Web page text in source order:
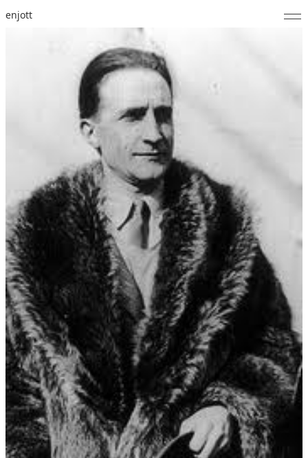
enjott
Werkverzeichnis
Kalender
Publikationen
Notizen
Feed
[ Suche ]
english